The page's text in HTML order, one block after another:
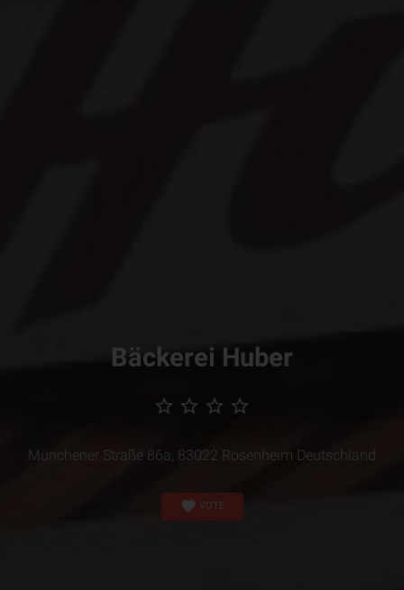
Bäckerei Huber
star_border star_border star_border star_border
Münchener Straße 86a, 83022 Rosenheim Deutschland
favorite VOTE